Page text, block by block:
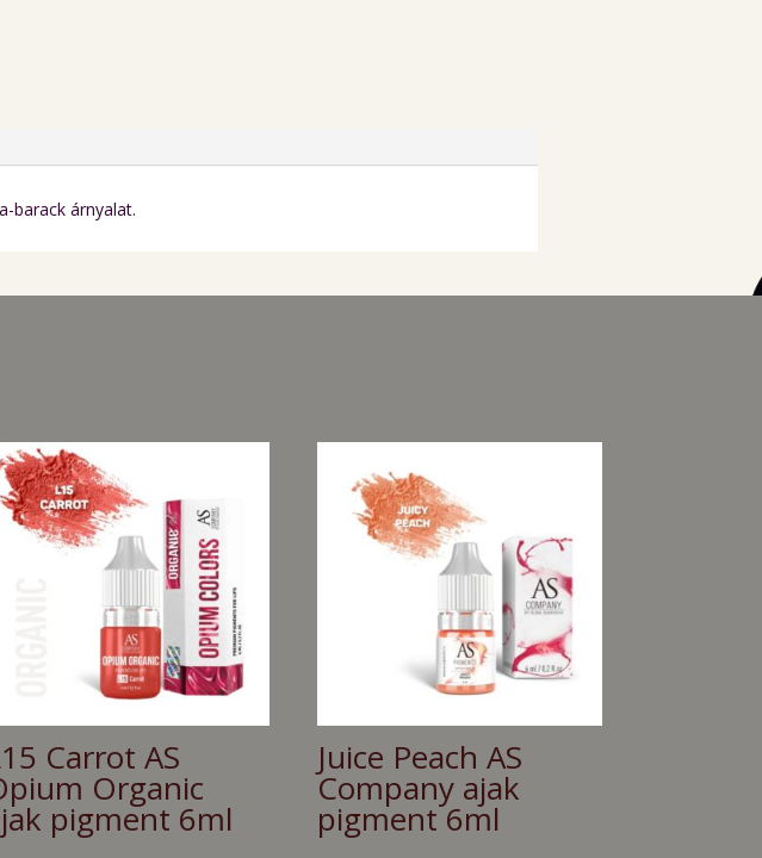
barack árnyalat.
Carrot AS
Organic
pigment 6ml
Juice Peach AS
Company ajak
pigment 6ml